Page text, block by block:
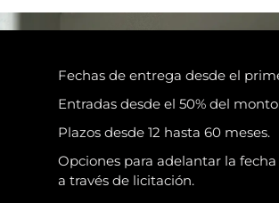
Fechas de entrega desde el
Entradas desde el 50% del
Plazos desde 12 hasta 60 meses.
Opciones para adelantar la
a través de licitación.